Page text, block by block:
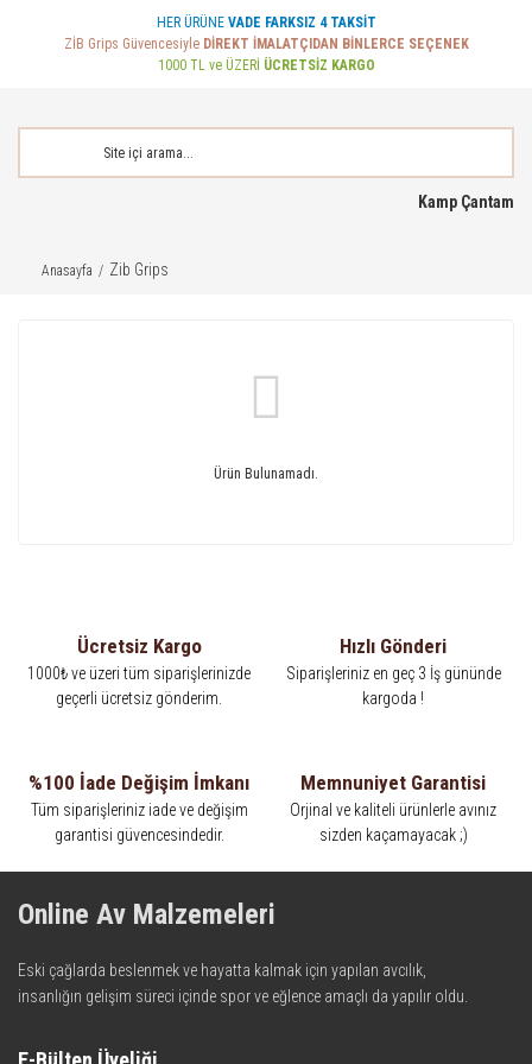
HER ÜRÜNE VADE FARKSIZ 4 TAKSİT
ZİB Grips Güvencesiyle DİREKT İMALATÇIDAN BİNLERCE SEÇENEK
1000 TL ve ÜZERİ ÜCRETSİZ KARGO
Kamp Çantam
Anasayfa Zib Grips
Ürün Bulunamadı.
Ücretsiz Kargo
1000₺ ve üzeri tüm siparişlerinizde
geçerli ücretsiz gönderim.
Hızlı Gönderi
Siparişleriniz en geç 3 İş gününde
kargoda !
%100 İade Değişim İmkanı
Tüm siparişleriniz iade ve değişim
garantisi güvencesindedir.
Memnuniyet Garantisi
Orjinal ve kaliteli ürünlerle avınız
sizden kaçamayacak ;)
Online Av Malzemeleri
Eski çağlarda beslenmek ve hayatta kalmak için yapılan avcılık,
insanlığın gelişim süreci içinde spor ve eğlence amaçlı da yapılır oldu.
teknolojinin dokunuşuyla av malzemelerinde en iyisini meydana